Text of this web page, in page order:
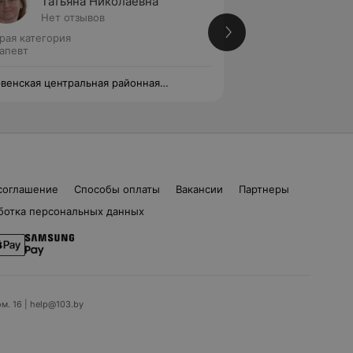
Нет отзывов
категория
центральная районная
Способы оплаты Вакансии
Партнеры
персональных данных
16 | help@103.by